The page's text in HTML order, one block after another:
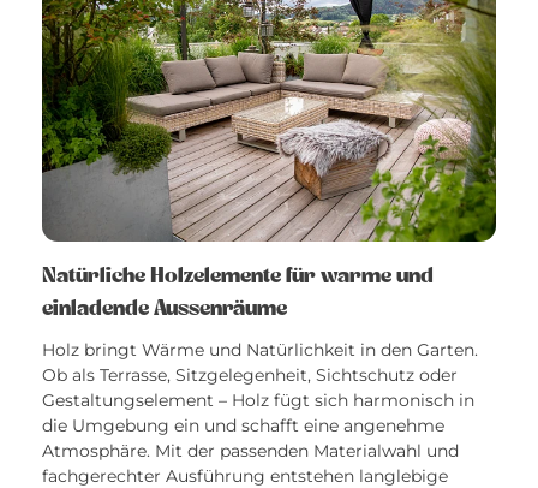
Natürliche Holzelemente für warme und
einladende Aussenräume
Holz bringt Wärme und Natürlichkeit in den Garten.
Ob als Terrasse, Sitzgelegenheit, Sichtschutz oder
Gestaltungselement – Holz fügt sich harmonisch in
die Umgebung ein und schafft eine angenehme
Atmosphäre. Mit der passenden Materialwahl und
fachgerechter Ausführung entstehen langlebige